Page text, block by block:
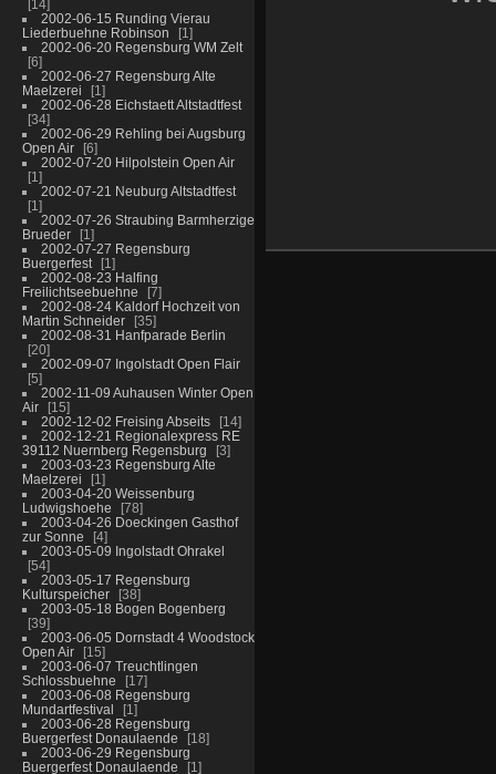
14
2002-06-15 Runding Vierau
Liederbuehne Robinson
1
2002-06-20 Regensburg WM Zelt
6
2002-06-27 Regensburg Alte
Maelzerei
1
2002-06-28 Eichstaett Altstadtfest
34
2002-06-29 Rehling bei Augsburg
Open Air
6
2002-07-20 Hilpolstein Open Air
1
2002-07-21 Neuburg Altstadtfest
1
2002-07-26 Straubing Barmherzige
Brueder
1
2002-07-27 Regensburg
Buergerfest
1
2002-08-23 Halfing
Freilichtseebuehne
7
2002-08-24 Kaldorf Hochzeit von
Martin Schneider
35
2002-08-31 Hanfparade Berlin
20
2002-09-07 Ingolstadt Open Flair
5
2002-11-09 Auhausen Winter Open
Air
15
2002-12-02 Freising Abseits
14
2002-12-21 Regionalexpress RE
39112 Nuernberg Regensburg
3
2003-03-23 Regensburg Alte
Maelzerei
1
2003-04-20 Weissenburg
Ludwigshoehe
78
2003-04-26 Doeckingen Gasthof
zur Sonne
4
2003-05-09 Ingolstadt Ohrakel
54
2003-05-17 Regensburg
Kulturspeicher
38
2003-05-18 Bogen Bogenberg
39
2003-06-05 Dornstadt 4 Woodstock
Open Air
15
2003-06-07 Treuchtlingen
Schlossbuehne
17
2003-06-08 Regensburg
Mundartfestival
1
2003-06-28 Regensburg
Buergerfest Donaulaende
18
2003-06-29 Regensburg
Buergerfest Donaulaende
1